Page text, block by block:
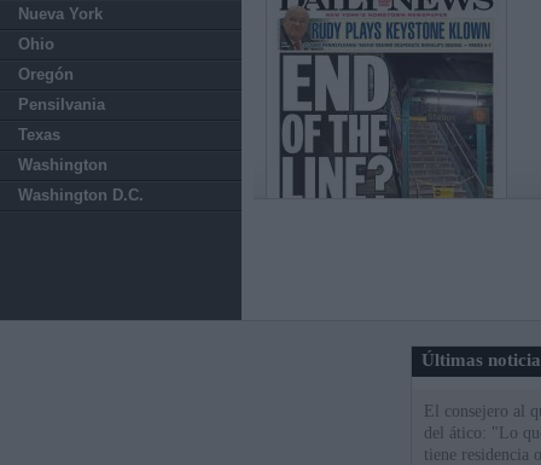
Nueva York
Ohio
Oregón
Pensilvania
Texas
Washington
Washington D.C.
Últimas
El consejero al
del ático: "Lo
tiene residencia